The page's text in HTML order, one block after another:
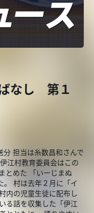
なし 第１
担当は糸数昌和さんで
江村教育委員会はこの
とめた 「いーじまぬ
村は去年２月に「イ
内の児童生徒に配布し
る話を収集した「伊江